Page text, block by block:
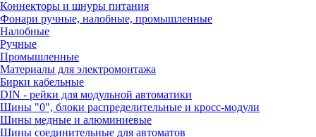
Коннекторы и шнуры питания
Фонари ручные, налобные, промышленные
Налобные
Ручные
Промышленные
Материалы для электромонтажа
Бирки кабельные
DIN - рейки для модульной автоматики
Шины "0", блоки распределительные и кросс-модули
Шины медные и алюминиевые
Шины соединительные для автоматов